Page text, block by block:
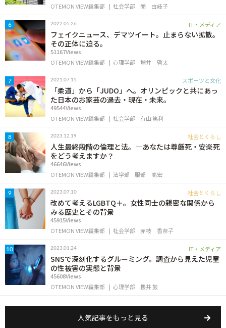
OTEMON VIEW編集部
社会学部 蘭 由岐子
6 2022.05.26 IT・メディア
フェイクニュース、デマツイート。止まらない拡散。
その正体に迫る。
51167Views
OTEMON VIEW編集部
心理学部 増井 啓太
7 2021.07.15 スポーツと文化
「柔道」から「JUDO」へ。オリンピックと共にあっ
た日本のお家芸の過去・現在・未来。
49544Views
OTEMON VIEW編集部
社会学部 有山 篤利
8 2023.12.19 社会とくらし
人生最終段階の倫理と法。―あなたは尊厳死・安楽死
をどう考えますか？
46646Views
OTEMON VIEW編集部
法学部 服部 高宏
9 2023.07.10 社会とくらし
改めて考えるLGBTQ＋。女性同士の親密な関係から
みる歴史とその背景
45915Views
OTEMON VIEW編集部
社会学部 赤枝 香奈子
10 2023.01.24 IT・メディア
SNSで深刻化するグルーミング。調査から見えた児童
の性被害の実態と背景
45608Views
OTEMON VIEW編集部
心理学部 櫻井 鼓
人気記事をもっと見る